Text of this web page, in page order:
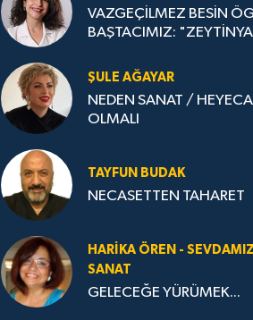
VAZGEÇİLMEZ BESİN
BAŞTACIMIZ:
ŞULE AĞAYAR
NEDEN SANAT /
OLMALI
TAYFUN BUDAK
NECASETTEN TAHARET
HARIKA ÖREN - SEVDAMIZ
SANAT
GELECEĞE YÜRÜMEK...